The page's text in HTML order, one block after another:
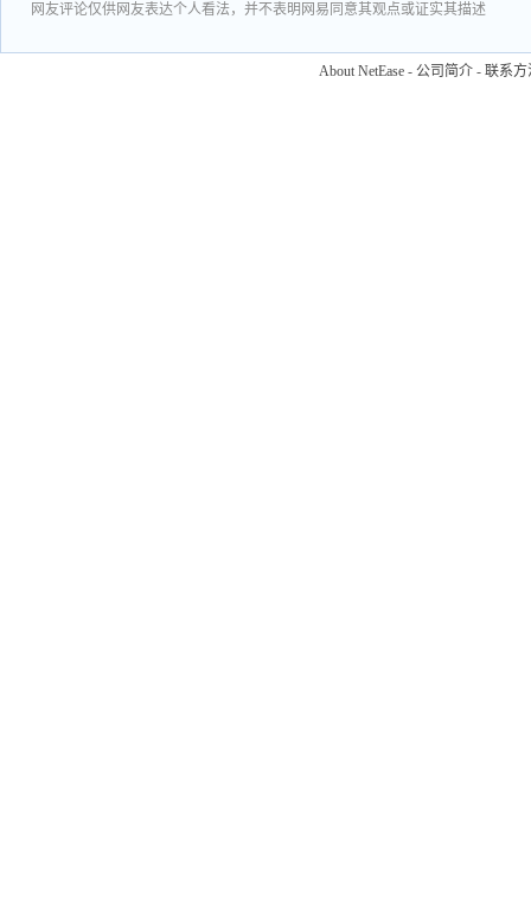
网友评论仅供网友表达个人看法，并不表明网易同意其观点或证实其描述
About NetEase - 公司简介 - 联系方